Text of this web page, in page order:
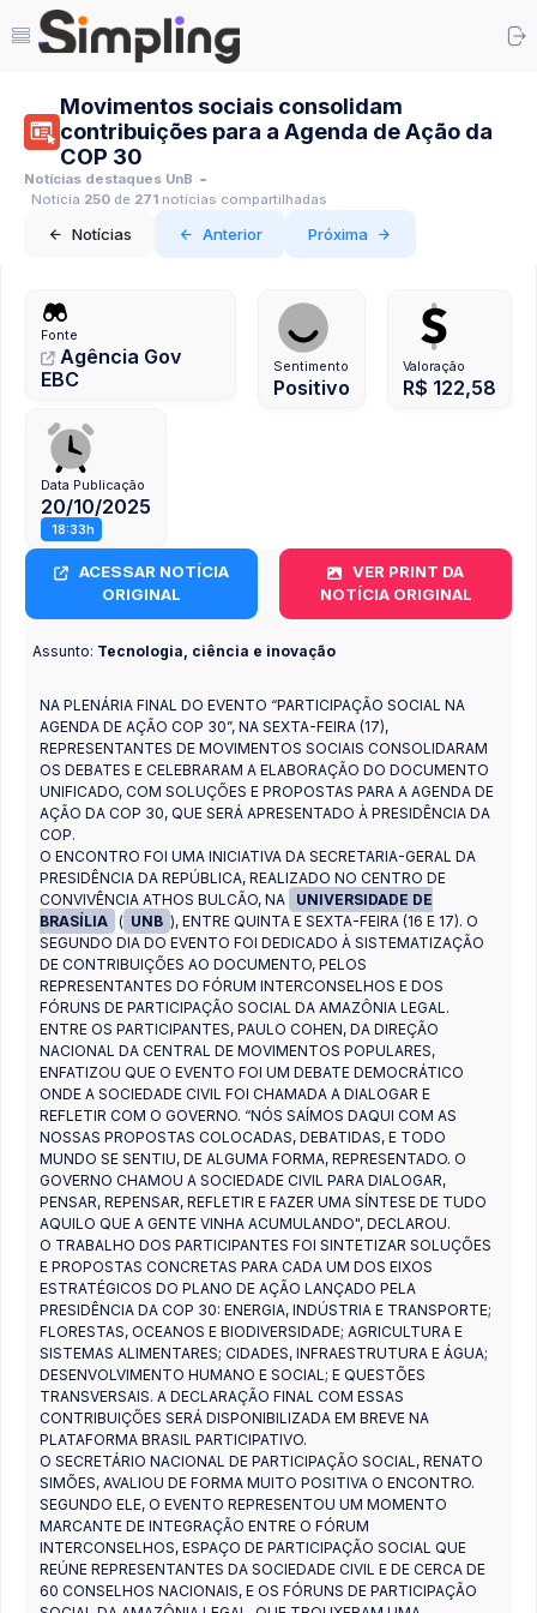
Movimentos sociais consolidam
contribuições para a Agenda de Ação da
COP 30
Notícias destaques UnB
Notícia 250 de 271 notícias compartilhadas
Notícias Anterior Próxima
Fonte
Agência Gov
EBC
Sentimento
Positivo
Valoração
R$ 122,58
Data Publicação
20/10/2025
18:33h
ACESSAR NOTÍCIA
ORIGINAL
VER PRINT DA
NOTÍCIA ORIGINAL
Assunto: Tecnologia, ciência e inovação
NA PLENÁRIA FINAL DO EVENTO “PARTICIPAÇÃO SOCIAL NA
AGENDA DE AÇÃO COP 30”, NA SEXTA-FEIRA (17),
REPRESENTANTES DE MOVIMENTOS SOCIAIS CONSOLIDARAM
OS DEBATES E CELEBRARAM A ELABORAÇÃO DO DOCUMENTO
UNIFICADO, COM SOLUÇÕES E PROPOSTAS PARA A AGENDA DE
AÇÃO DA COP 30, QUE SERÁ APRESENTADO À PRESIDÊNCIA DA
COP.
O ENCONTRO FOI UMA INICIATIVA DA SECRETARIA-GERAL DA
PRESIDÊNCIA DA REPÚBLICA, REALIZADO NO CENTRO DE
CONVIVÊNCIA ATHOS BULCÃO, NA
UNIVERSIDADE DE
BRASÍLIA ( UNB ), ENTRE QUINTA E SEXTA-FEIRA (16 E 17). O
SEGUNDO DIA DO EVENTO FOI DEDICADO À SISTEMATIZAÇÃO
DE CONTRIBUIÇÕES AO DOCUMENTO, PELOS
REPRESENTANTES DO FÓRUM INTERCONSELHOS E DOS
FÓRUNS DE PARTICIPAÇÃO SOCIAL DA AMAZÔNIA LEGAL.
ENTRE OS PARTICIPANTES, PAULO COHEN, DA DIREÇÃO
NACIONAL DA CENTRAL DE MOVIMENTOS POPULARES,
ENFATIZOU QUE O EVENTO FOI UM DEBATE DEMOCRÁTICO
ONDE A SOCIEDADE CIVIL FOI CHAMADA A DIALOGAR E
REFLETIR COM O GOVERNO. “NÓS SAÍMOS DAQUI COM AS
NOSSAS PROPOSTAS COLOCADAS, DEBATIDAS, E TODO
MUNDO SE SENTIU, DE ALGUMA FORMA, REPRESENTADO. O
GOVERNO CHAMOU A SOCIEDADE CIVIL PARA DIALOGAR,
PENSAR, REPENSAR, REFLETIR E FAZER UMA SÍNTESE DE TUDO
AQUILO QUE A GENTE VINHA ACUMULANDO", DECLAROU.
O TRABALHO DOS PARTICIPANTES FOI SINTETIZAR SOLUÇÕES
E PROPOSTAS CONCRETAS PARA CADA UM DOS EIXOS
ESTRATÉGICOS DO PLANO DE AÇÃO LANÇADO PELA
PRESIDÊNCIA DA COP 30: ENERGIA, INDÚSTRIA E TRANSPORTE;
FLORESTAS, OCEANOS E BIODIVERSIDADE; AGRICULTURA E
SISTEMAS ALIMENTARES; CIDADES, INFRAESTRUTURA E ÁGUA;
DESENVOLVIMENTO HUMANO E SOCIAL; E QUESTÕES
TRANSVERSAIS. A DECLARAÇÃO FINAL COM ESSAS
CONTRIBUIÇÕES SERÁ DISPONIBILIZADA EM BREVE NA
PLATAFORMA BRASIL PARTICIPATIVO.
O SECRETÁRIO NACIONAL DE PARTICIPAÇÃO SOCIAL, RENATO
SIMÕES, AVALIOU DE FORMA MUITO POSITIVA O ENCONTRO.
SEGUNDO ELE, O EVENTO REPRESENTOU UM MOMENTO
MARCANTE DE INTEGRAÇÃO ENTRE O FÓRUM
INTERCONSELHOS, ESPAÇO DE PARTICIPAÇÃO SOCIAL QUE
REÚNE REPRESENTANTES DA SOCIEDADE CIVIL E DE CERCA DE
60 CONSELHOS NACIONAIS, E OS FÓRUNS DE PARTICIPAÇÃO